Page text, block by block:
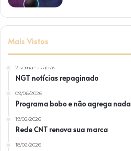
Mais Vistos
2 semanas atrás
NGT notícias repaginado
09/06/2026
Programa bobo e não agrega nada
19/02/2026
Rede CNT renova sua marca
18/02/2026